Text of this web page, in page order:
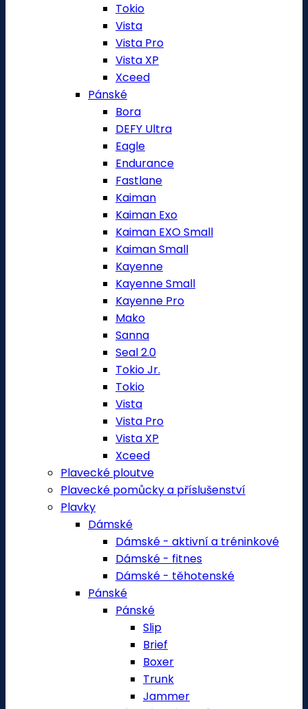
Tokio
Vista
Vista Pro
Vista XP
Xceed
Pánské
Bora
DEFY Ultra
Eagle
Endurance
Fastlane
Kaiman
Kaiman Exo
Kaiman EXO Small
Kaiman Small
Kayenne
Kayenne Small
Kayenne Pro
Mako
Sanna
Seal 2.0
Tokio Jr.
Tokio
Vista
Vista Pro
Vista XP
Xceed
Plavecké ploutve
Plavecké pomůcky a příslušenství
Plavky
Dámské
Dámské - aktivní a tréninkové
Dámské - fitnes
Dámské - těhotenské
Pánské
Pánské
Slip
Brief
Boxer
Trunk
Jammer